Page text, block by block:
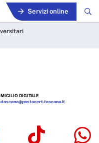
Servizi online
-
DIGITALE